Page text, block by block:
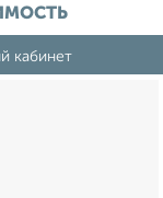
кабинет